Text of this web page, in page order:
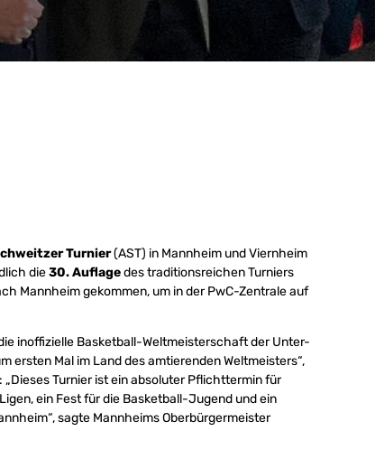
Turnier(AST) in Mannheim und Viernheim
die30. Auflagedes traditionsreichen Turniers
Mannheim gekommen, um in der PwC-Zentrale auf
inoffizielle Basketball-Weltmeisterschaft der Unter-
ersten Mal im Land des amtierenden Weltmeisters“,
Turnier ist ein absoluter Pflichttermin für
ein Fest für die Basketball-Jugend und ein
sagte Mannheims Oberbürgermeister